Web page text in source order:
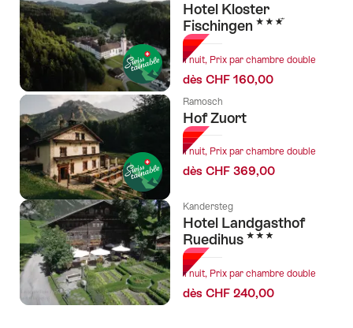
Hotel Kloster
Fischingen 3 étoiles
1 nuit, Prix par chambre double
dès CHF 160,00
Ramosch
Hof Zuort
1 nuit, Prix par chambre double
dès CHF 369,00
Kandersteg
Hotel Landgasthof
Ruedihus 3 étoiles
1 nuit, Prix par chambre double
dès CHF 240,00